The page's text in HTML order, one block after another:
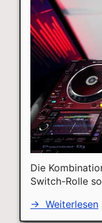
Die
Switch-Rolle
→ Weiterlesen